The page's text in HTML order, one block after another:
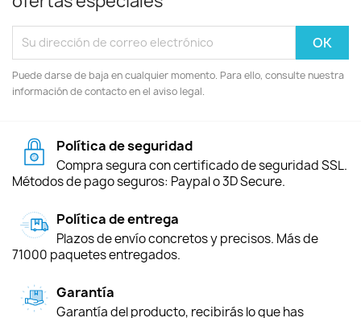
Puede darse de baja en cualquier momento. Para ello, consulte nuestra
información de contacto en el aviso legal.
Política de seguridad
Compra segura con certificado de seguridad SSL.
Métodos de pago seguros: Paypal o 3D Secure.
Política de entrega
Plazos de envío concretos y precisos. Más de
71000 paquetes entregados.
Garantía
Garantía del producto, recibirás lo que has